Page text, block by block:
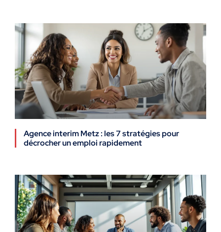
Agence interim Metz : les 7 stratégies pour
décrocher un emploi rapidement